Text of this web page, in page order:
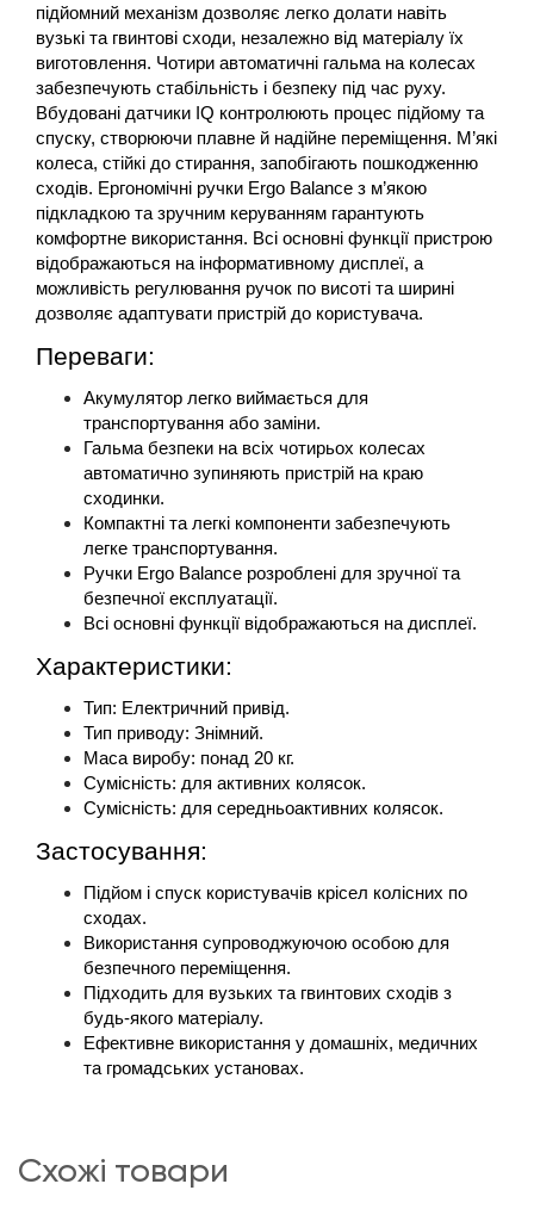
підйомний механізм дозволяє легко долати навіть
вузькі та гвинтові сходи, незалежно від матеріалу їх
виготовлення. Чотири автоматичні гальма на колесах
забезпечують стабільність і безпеку під час руху.
Вбудовані датчики IQ контролюють процес підйому та
спуску, створюючи плавне й надійне переміщення. М’які
колеса, стійкі до стирання, запобігають пошкодженню
сходів. Ергономічні ручки Ergo Balance з м’якою
підкладкою та зручним керуванням гарантують
комфортне використання. Всі основні функції пристрою
відображаються на інформативному дисплеї, а
можливість регулювання ручок по висоті та ширині
дозволяє адаптувати пристрій до користувача.
Переваги:
Акумулятор легко виймається для
транспортування або заміни.
Гальма безпеки на всіх чотирьох колесах
автоматично зупиняють пристрій на краю
сходинки.
Компактні та легкі компоненти забезпечують
легке транспортування.
Ручки Ergo Balance розроблені для зручної та
безпечної експлуатації.
Всі основні функції відображаються на дисплеї.
Характеристики:
Тип: Електричний привід.
Тип приводу: Знімний.
Маса виробу: понад 20 кг.
Сумісність: для активних колясок.
Сумісність: для середньоактивних колясок.
Застосування:
Підйом і спуск користувачів крісел колісних по
сходах.
Використання супроводжуючою особою для
безпечного переміщення.
Підходить для вузьких та гвинтових сходів з
будь-якого матеріалу.
Ефективне використання у домашніх, медичних
та громадських установах.
схожі товари